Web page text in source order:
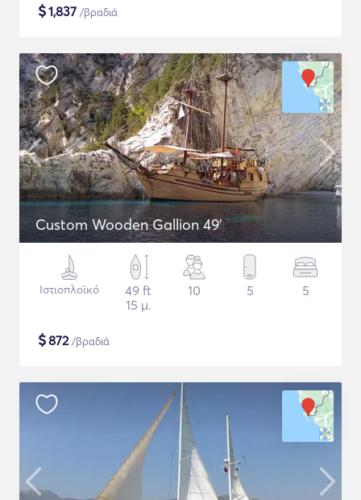
$1,837 /βραδιά
Custom Wooden Gallion 49'
Ιστιοπλοϊκό
49 ft
15 μ.
10 5 5
$872/βραδιά